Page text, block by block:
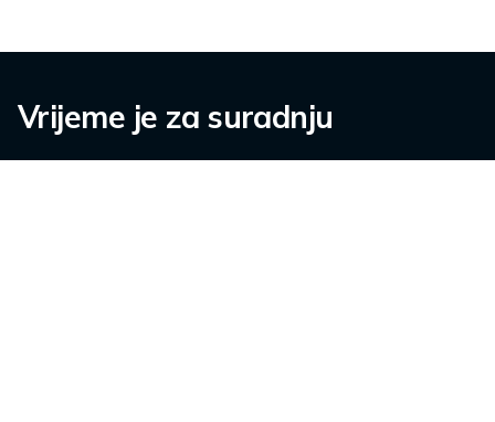
Vrijeme je za suradnju